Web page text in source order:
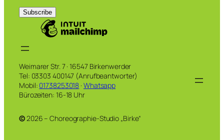
Weimarer Str. 7 · 16547 Birkenwerder
Tel: 03303 400147 (Anrufbeantworter)
Mobil: 01738253018 · Whatsapp
Bürozeiten: 16-18 Uhr
©2026 – Choreographie-Studio „Birke“